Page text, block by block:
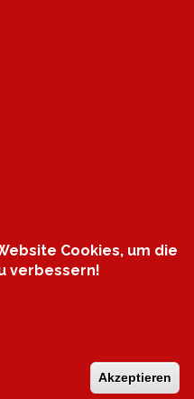
Cookies, um die
verbessern!
Akzeptieren